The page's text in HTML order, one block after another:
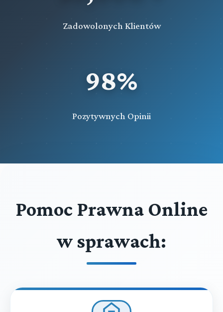
Rozdział 66i (art. 611ud - 611uj)
wykonanie orzeczenia karnego związanego z poddaniem
Przeczytaj zawartość działu
Zadowolonych Klientów
98%
Pozytywnych Opinii
Pomoc Prawna Online
w sprawach: